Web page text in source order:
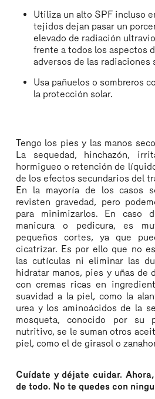
Utiliza un alto SPF incluso
tejidos dejan pasar un
elevado de radiación
frente a todos los aspectos
adversos de las radiaciones
Usa pañuelos o sombreros
la protección solar.
Tengo los pies y las manos
La sequedad, hinchazón,
hormigueo o retención de
de los efectos secundarios del
En la mayoría de los casos
revisten gravedad, pero
para minimizarlos. En caso
manicura o pedicura, es
pequeños cortes, ya que
cicatrizar. Es por ello que no
las cutículas ni eliminar las
hidratar manos, pies y uñas de
con cremas ricas en
suavidad a la piel, como la
urea y los aminoácidos de la
mosqueta, conocido por su
nutritivo, se le suman otros
piel, como el de girasol o
Cuídate y déjate cuidar.
de todo. No te quedes con